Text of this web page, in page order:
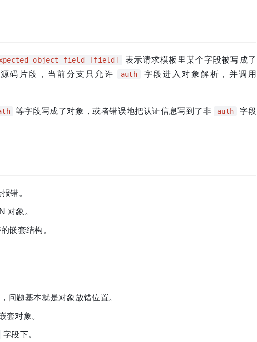
object field [field]
表示请求模板里某个字段被写成了
码片段，当前分支只允许
auth 字段进入对象解析，并调用
等字段写成了对象，或者错误地把认证信息写到了非 auth
字段
错。
对象。
嵌套结构。
问题基本就是对象放错位置。
套对象。
字段下。